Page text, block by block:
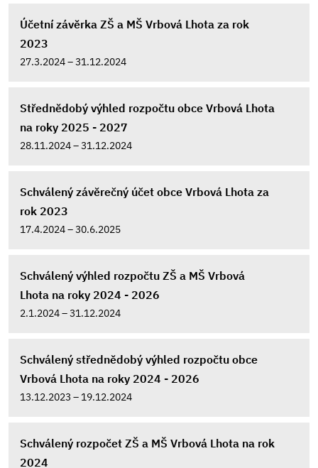
Účetní závěrka ZŠ a MŠ Vrbová Lhota za rok
2023
27.3.2024 – 31.12.2024
Střednědobý výhled rozpočtu obce Vrbová Lhota
na roky 2025 - 2027
28.11.2024 – 31.12.2024
Schválený závěrečný účet obce Vrbová Lhota za
rok 2023
17.4.2024 – 30.6.2025
Schválený výhled rozpočtu ZŠ a MŠ Vrbová
Lhota na roky 2024 - 2026
2.1.2024 – 31.12.2024
Schválený střednědobý výhled rozpočtu obce
Vrbová Lhota na roky 2024 - 2026
13.12.2023 – 19.12.2024
Schválený rozpočet ZŠ a MŠ Vrbová Lhota na rok
2024